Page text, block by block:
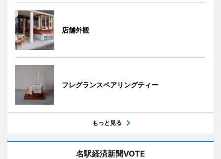
店舗外観
フレグランスペアリングティー
もっと見る
名駅経済新聞VOTE